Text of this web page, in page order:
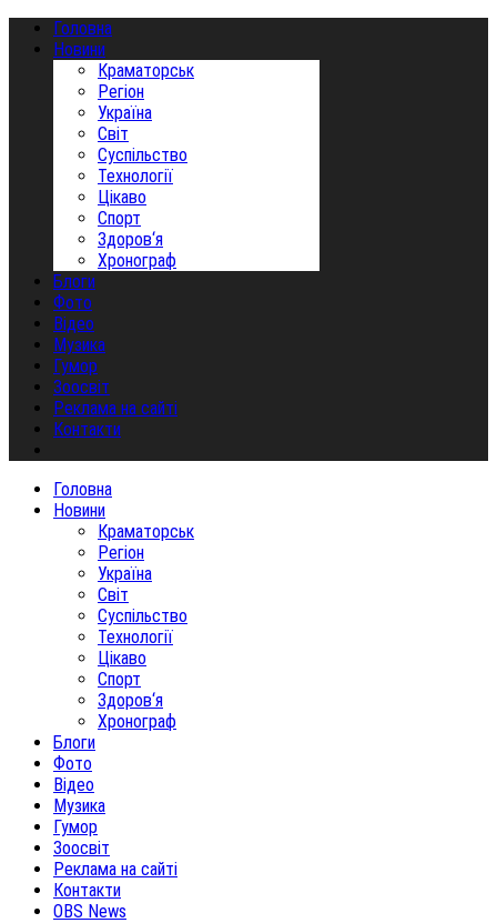
Головна
Новини
Краматорськ
Регіон
Україна
Світ
Суспільство
Технології
Цікаво
Спорт
Здоров‘я
Хронограф
Блоги
Фото
Відео
Музика
Гумор
Зоосвіт
Реклама на сайті
Контакти
Головна
Новини
Краматорськ
Регіон
Україна
Світ
Суспільство
Технології
Цікаво
Спорт
Здоров‘я
Хронограф
Блоги
Фото
Відео
Музика
Гумор
Зоосвіт
Реклама на сайті
Контакти
OBS News